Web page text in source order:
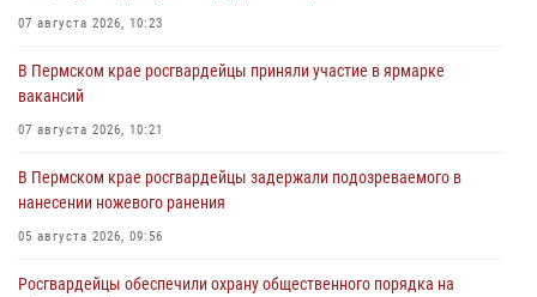
07 августа 2026, 10:23
В Пермском крае росгвардейцы приняли участие в ярмарке
вакансий
07 августа 2026, 10:21
В Пермском крае росгвардейцы задержали подозреваемого в
нанесении ножевого ранения
05 августа 2026, 09:56
Росгвардейцы обеспечили охрану общественного порядка на